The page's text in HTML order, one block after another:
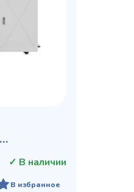
агрегат
✓ В наличии
В избранное